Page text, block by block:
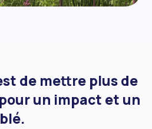
de mettre plus de
un impact et un